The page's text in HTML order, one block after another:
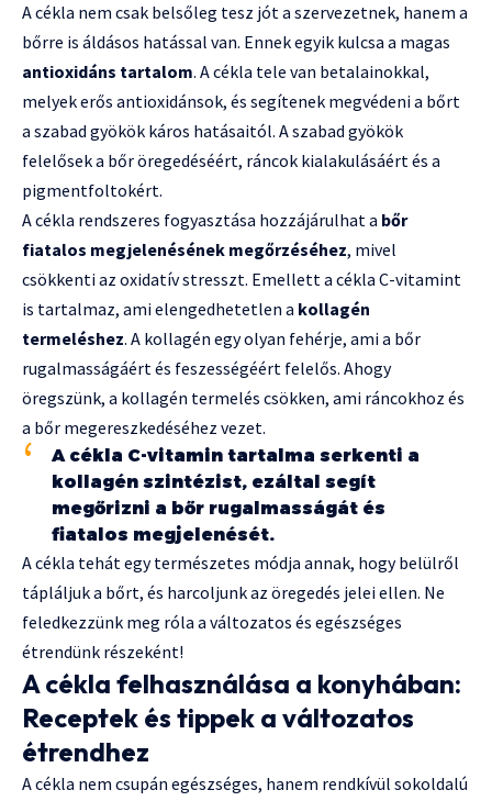
A cékla nem csak belsőleg tesz jót a szervezetnek, hanem a
bőrre is áldásos hatással van. Ennek egyik kulcsa a magas
antioxidáns tartalom. A cékla tele van betalainokkal,
melyek erős antioxidánsok, és segítenek megvédeni a bőrt
a szabad gyökök káros hatásaitól. A szabad gyökök
felelősek a bőr öregedéséért, ráncok kialakulásáért és a
pigmentfoltokért.
A cékla rendszeres fogyasztása hozzájárulhat a bőr
fiatalos megjelenésének megőrzéséhez, mivel
csökkenti az oxidatív stresszt. Emellett a cékla C-vitamint
is tartalmaz, ami elengedhetetlen a kollagén
termeléshez. A kollagén egy olyan fehérje, ami a bőr
rugalmasságáért és feszességéért felelős. Ahogy
öregszünk, a kollagén termelés csökken, ami ráncokhoz és
a bőr megereszkedéséhez vezet.
A cékla C-vitamin tartalma serkenti a
kollagén szintézist, ezáltal segít
megőrizni a bőr rugalmasságát és
fiatalos megjelenését.
A cékla tehát egy természetes módja annak, hogy belülről
tápláljuk a bőrt, és harcoljunk az öregedés jelei ellen. Ne
feledkezzünk meg róla a változatos és egészséges
étrendünk részeként!
A cékla felhasználása a konyhában:
Receptek és tippek a változatos
étrendhez
A cékla nem csupán egészséges, hanem rendkívül sokoldalú